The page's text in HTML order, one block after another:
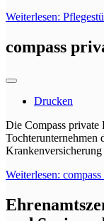
Weiterlesen:
compass
Drucken
Die Compass private
Tochterunternehmen
Weiterlesen: